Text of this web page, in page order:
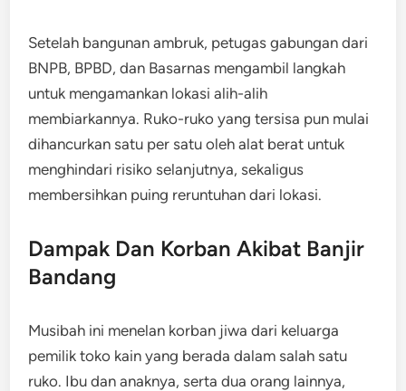
Setelah bangunan ambruk, petugas gabungan dari
BNPB, BPBD, dan Basarnas mengambil langkah
untuk mengamankan lokasi alih-alih
membiarkannya. Ruko-ruko yang tersisa pun mulai
dihancurkan satu per satu oleh alat berat untuk
menghindari risiko selanjutnya, sekaligus
membersihkan puing reruntuhan dari lokasi.
Dampak Dan Korban Akibat Banjir
Bandang
Musibah ini menelan korban jiwa dari keluarga
pemilik toko kain yang berada dalam salah satu
ruko. Ibu dan anaknya, serta dua orang lainnya,